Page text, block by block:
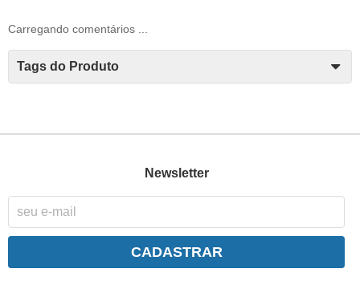
Carregando comentários ...
Tags do Produto
Newsletter
CADASTRAR